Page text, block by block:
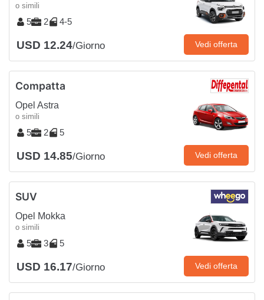
o simili
5 2 4-5
USD 12.24/Giorno Vedi offerta
Compatta
Opel Astra
o simili
5 2 5
USD 14.85/Giorno Vedi offerta
SUV
Opel Mokka
o simili
5 3 5
USD 16.17/Giorno Vedi offerta